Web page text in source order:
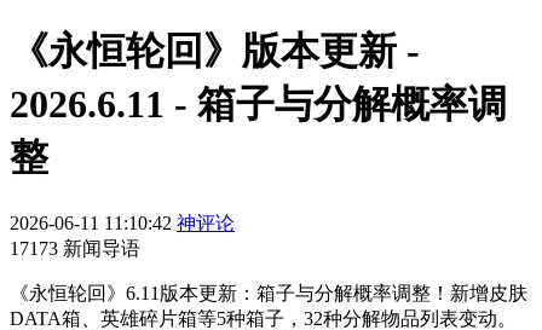
《永恒轮回》版本更新 -
2026.6.11 - 箱子与分解概率调
整
2026-06-11 11:10:42 神评论
17173 新闻导语
《永恒轮回》6.11版本更新：箱子与分解概率调整！新增皮肤
DATA箱、英雄碎片箱等5种箱子，32种分解物品列表变动。